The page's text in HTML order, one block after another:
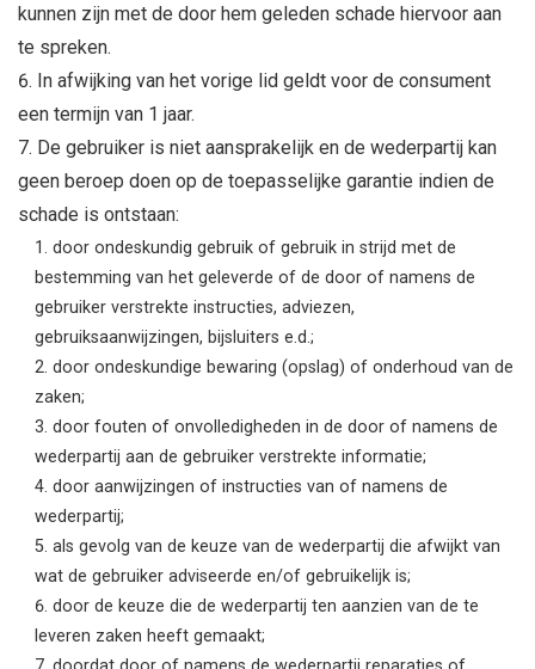
kunnen zijn met de door hem geleden schade hiervoor aan
te spreken.
In afwijking van het vorige lid geldt voor de consument
een termijn van 1 jaar.
De gebruiker is niet aansprakelijk en de wederpartij kan
geen beroep doen op de toepasselijke garantie indien de
schade is ontstaan:
door ondeskundig gebruik of gebruik in strijd met de
bestemming van het geleverde of de door of namens de
gebruiker verstrekte instructies, adviezen,
gebruiksaanwijzingen, bijsluiters e.d.;
door ondeskundige bewaring (opslag) of onderhoud van de
zaken;
door fouten of onvolledigheden in de door of namens de
wederpartij aan de gebruiker verstrekte informatie;
door aanwijzingen of instructies van of namens de
wederpartij;
als gevolg van de keuze van de wederpartij die afwijkt van
wat de gebruiker adviseerde en/of gebruikelijk is;
door de keuze die de wederpartij ten aanzien van de te
leveren zaken heeft gemaakt;